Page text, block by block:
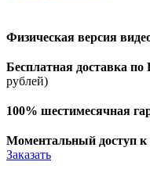
Физическая версия
Бесплатная доставка по
рублей)
100% шестимесячная
Моментальный доступ к
Заказать